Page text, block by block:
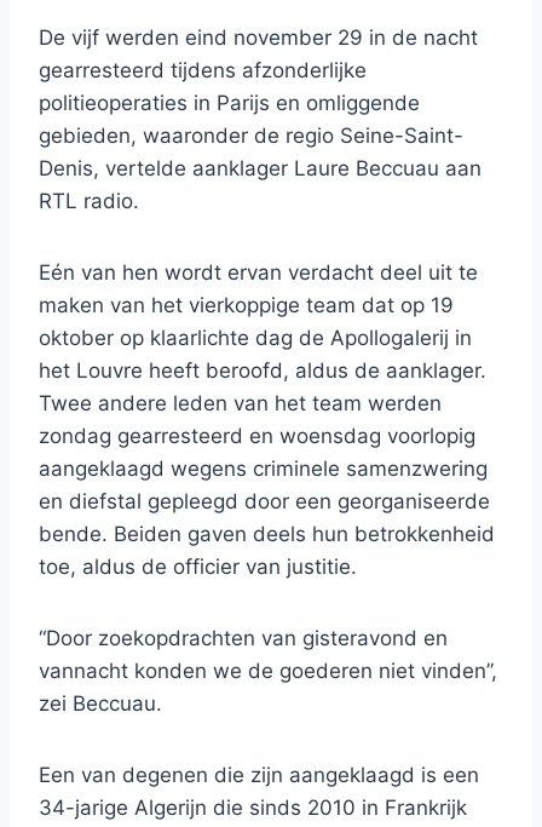
De vijf werden eind november 29 in de nacht
gearresteerd tijdens afzonderlijke
politieoperaties in Parijs en omliggende
gebieden, waaronder de regio Seine-Saint-
Denis, vertelde aanklager Laure Beccuau aan
RTL radio.
Eén van hen wordt ervan verdacht deel uit te
maken van het vierkoppige team dat op 19
oktober op klaarlichte dag de Apollogalerij in
het Louvre heeft beroofd, aldus de aanklager.
Twee andere leden van het team werden
zondag gearresteerd en woensdag voorlopig
aangeklaagd wegens criminele samenzwering
en diefstal gepleegd door een georganiseerde
bende. Beiden gaven deels hun betrokkenheid
toe, aldus de officier van justitie.
“Door zoekopdrachten van gisteravond en
vannacht konden we de goederen niet vinden”,
zei Beccuau.
Een van degenen die zijn aangeklaagd is een
34-jarige Algerijn die sinds 2010 in Frankrijk